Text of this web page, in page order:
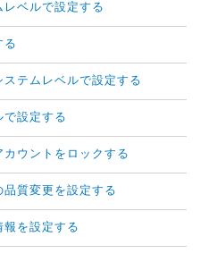
ベルで設定する
る
テムレベルで設定する
で設定する
ウントをロックする
質変更を設定する
を設定する